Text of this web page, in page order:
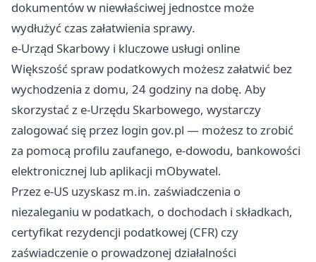
dokumentów w niewłaściwej jednostce może
wydłużyć czas załatwienia sprawy.
e-Urząd Skarbowy i kluczowe usługi online
Większość spraw podatkowych możesz załatwić bez
wychodzenia z domu, 24 godziny na dobę. Aby
skorzystać z e-Urzędu Skarbowego, wystarczy
zalogować się przez login gov.pl — możesz to zrobić
za pomocą profilu zaufanego, e-dowodu, bankowości
elektronicznej lub aplikacji mObywatel.
Przez e-US uzyskasz m.in. zaświadczenia o
niezaleganiu w podatkach, o dochodach i składkach,
certyfikat rezydencji podatkowej (CFR) czy
zaświadczenie o prowadzonej działalności